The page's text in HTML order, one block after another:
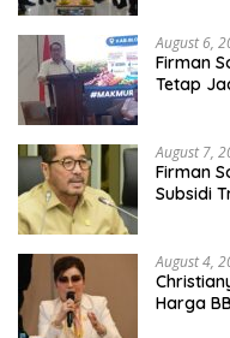
August 6,
Firman
Tetap
August 7,
Firman
Subsidi
August 4,
Harga